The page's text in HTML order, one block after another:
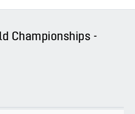
Championships -